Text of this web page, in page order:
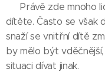
👉 Právě zde mnoho
dítěte. Často se však
snaží se vnitřní dítě
by mělo být
situaci dívat jinak.